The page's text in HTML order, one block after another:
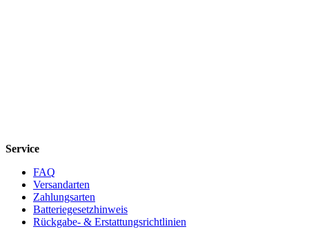
Service
FAQ
Versandarten
Zahlungsarten
Batteriegesetzhinweis
Rückgabe- & Erstattungsrichtlinien